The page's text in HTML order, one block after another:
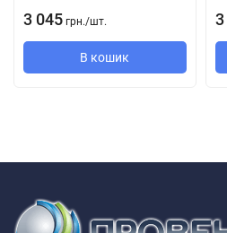
одразу по кілька одиниць до
За допомогою таймера "Т"
3 045 грн./шт.
В кошик